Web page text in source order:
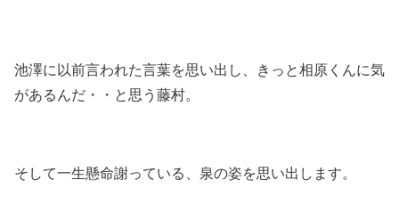
池澤に以前言われた言葉を思い出し、きっと相原くんに気
があるんだ・・と思う藤村。
そして一生懸命謝っている、泉の姿を思い出します。